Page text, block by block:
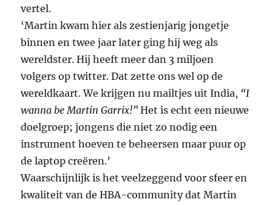
vertel.
‘Martin kwam hier als zestienjarig jongetje
binnen en twee jaar later ging hij weg als
wereldster. Hij heeft meer dan 3 miljoen
volgers op twitter. Dat zette ons wel op de
wereldkaart. We krijgen nu mailtjes uit India, “I
wanna be Martin Garrix!” Het is echt een nieuwe
doelgroep; jongens die niet zo nodig een
instrument hoeven te beheersen maar puur op
de laptop creëren.’
Waarschijnlijk is het veelzeggend voor sfeer en
kwaliteit van de HBA-community dat Martin